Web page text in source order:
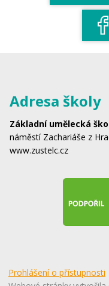
Adresa školy
Základní umělecká
náměstí Zachariáše z
www.zustelc.cz
Prohlášení o přístupnosti